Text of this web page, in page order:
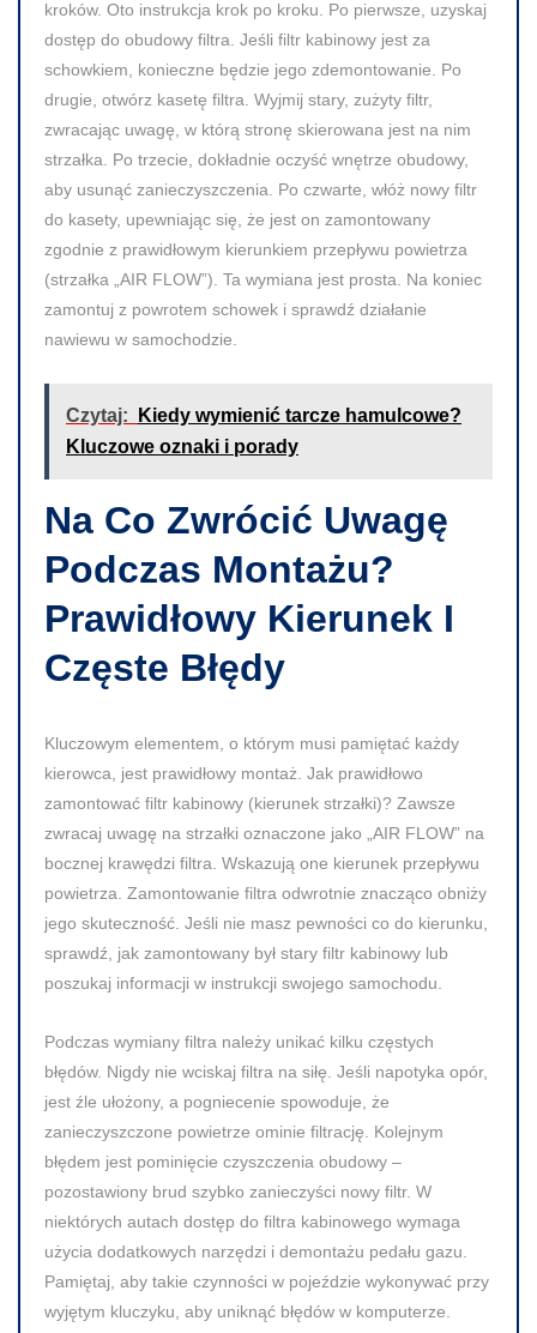
kroków. Oto instrukcja krok po kroku. Po pierwsze, uzyskaj
dostęp do obudowy filtra. Jeśli filtr kabinowy jest za
schowkiem, konieczne będzie jego zdemontowanie. Po
drugie, otwórz kasetę filtra. Wyjmij stary, zużyty filtr,
zwracając uwagę, w którą stronę skierowana jest na nim
strzałka. Po trzecie, dokładnie oczyść wnętrze obudowy,
aby usunąć zanieczyszczenia. Po czwarte, włóż nowy filtr
do kasety, upewniając się, że jest on zamontowany
zgodnie z prawidłowym kierunkiem przepływu powietrza
(strzałka „AIR FLOW”). Ta wymiana jest prosta. Na koniec
zamontuj z powrotem schowek i sprawdź działanie
nawiewu w samochodzie.
Czytaj:
Kiedy wymienić tarcze hamulcowe?
Kluczowe oznaki i porady
Na Co Zwrócić Uwagę
Podczas Montażu?
Prawidłowy Kierunek I
Częste Błędy
Kluczowym elementem, o którym musi pamiętać każdy
kierowca, jest prawidłowy montaż. Jak prawidłowo
zamontować filtr kabinowy (kierunek strzałki)? Zawsze
zwracaj uwagę na strzałki oznaczone jako „AIR FLOW” na
bocznej krawędzi filtra. Wskazują one kierunek przepływu
powietrza. Zamontowanie filtra odwrotnie znacząco obniży
jego skuteczność. Jeśli nie masz pewności co do kierunku,
sprawdź, jak zamontowany był stary filtr kabinowy lub
poszukaj informacji w instrukcji swojego samochodu.
Podczas wymiany filtra należy unikać kilku częstych
błędów. Nigdy nie wciskaj filtra na siłę. Jeśli napotyka opór,
jest źle ułożony, a pogniecenie spowoduje, że
zanieczyszczone powietrze ominie filtrację. Kolejnym
błędem jest pominięcie czyszczenia obudowy –
pozostawiony brud szybko zanieczyści nowy filtr. W
niektórych autach dostęp do filtra kabinowego wymaga
użycia dodatkowych narzędzi i demontażu pedału gazu.
Pamiętaj, aby takie czynności w pojeździe wykonywać przy
wyjętym kluczyku, aby uniknąć błędów w komputerze.